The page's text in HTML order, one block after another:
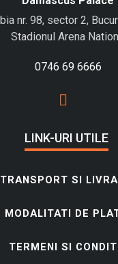
nr. 98, sector 2,
Stadionul Arena
0746 69 6666
LINK-URI UTILE
TRANSPORT SI
MODALITATI DE
TERMENI SI CONDITII